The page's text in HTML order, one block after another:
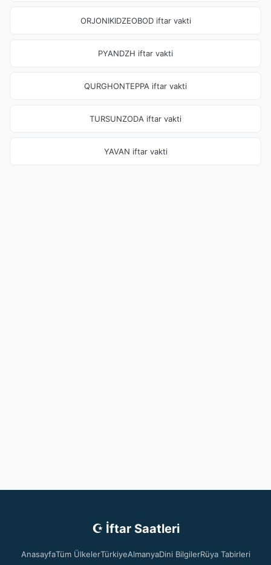
ORJONIKIDZEOBOD iftar vakti
PYANDZH iftar vakti
QURGHONTEPPA iftar vakti
TURSUNZODA iftar vakti
YAVAN iftar vakti
☪ İftar Saatleri
AnasayfaTüm ÜlkelerTürkiyeAlmanyaDini BilgilerRüya Tabirleri